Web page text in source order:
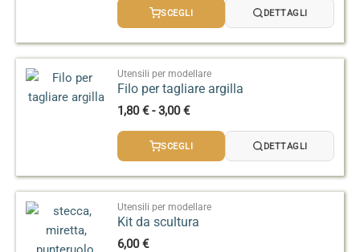
prezzo:
20,70 €
SCEGLI DETTAGLI
Utensili per modellare
Filo per tagliare argilla
1,80€ - 3,00€Fascia
prezzo:
3,00 €
SCEGLI DETTAGLI
Utensili per modellare
Kit da scultura
6,00€